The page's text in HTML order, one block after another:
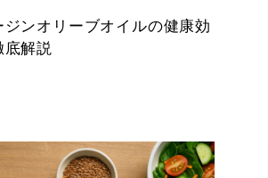
ンオリーブオイルの健康効
解説